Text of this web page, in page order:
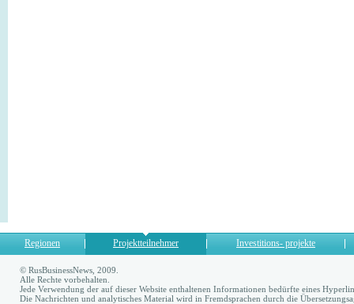
Regionen Projektteilnehmer Investitions- projekte
© RusBusinessNews, 2009.
Alle Rechte vorbehalten.
Jede Verwendung der auf dieser Website enthaltenen Informationen bedürfte eines
Die Nachrichten und analytisches Material wird in Fremdsprachen durch die